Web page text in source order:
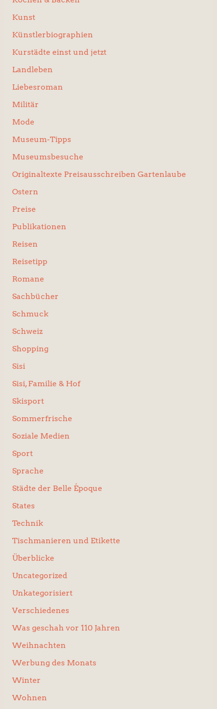
Kunst
Künstlerbiographien
Kurstädte einst und jetzt
Landleben
Liebesroman
Militär
Mode
Museum-Tipps
Museumsbesuche
Originaltexte Preisausschreiben Gartenlaube
Ostern
Preise
Publikationen
Reisen
Reisetipp
Romane
Sachbücher
Schmuck
Schweiz
Shopping
Sisi
Sisi, Familie & Hof
Skisport
Sommerfrische
Soziale Medien
Sport
Sprache
Städte der Belle Époque
States
Technik
Tischmanieren und Etikette
Überblicke
Uncategorized
Unkategorisiert
Verschiedenes
Was geschah vor 110 Jahren
Weihnachten
Werbung des Monats
Winter
Wohnen